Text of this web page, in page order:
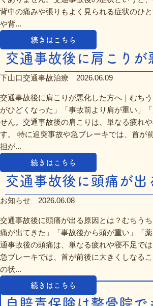
背中の痛みや張りもよく見られる症状のひ
や背...
続きはこちら
交通事故後に肩こり
下山口交通事故治療 2026.06.09
交通事故後に肩こりが悪化した方へ｜むち
がひどくなった」「事故前より肩が重い」
せん。交通事故後の肩こりは、単なる疲れ
す。 特に追突事故や急ブレーキでは、首が
担が...
続きはこちら
交通事故後に頭痛が
お知らせ 2026.06.08
交通事故後に頭痛が出る原因とは？むちう
痛が出てきた」「事故後から頭が重い」「
通事故後の頭痛は、単なる疲れや寝不足で
急ブレーキでは、首が前後に大きくしなる
の状...
続きはこちら